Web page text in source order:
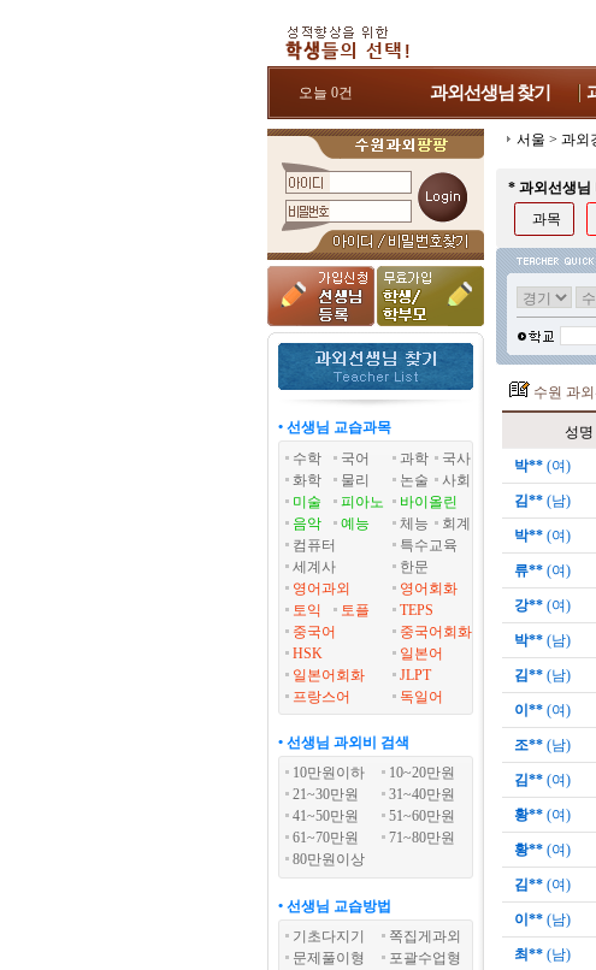
오늘 0건 과외선생님 찾기
• 선생님 교습과목
수학
국어 과학
국사
화학
물리 논술
사회
미술
피아노
바이올린
음악
예능 체능
회계
컴퓨터
특수교육
세계사
한문
영어과외
영어회화
토익
토플
TEPS
중국어
중국어회화
HSK
일본어
일본어회화
JLPT
프랑스어
독일어
• 선생님 과외비 검색
10만원이하
10~20만원
21~30만원
31~40만원
41~50만원
51~60만원
61~70만원
71~80만원
80만원이상
• 선생님 교습방법
기초다지기
쪽집게과외
문제풀이형
포괄수업형
서울 > 과외
* 과외선생님
과목
수원 과
성명
박** (여)
김** (남)
박** (여)
류** (여)
강** (여)
박** (남)
김** (남)
이** (여)
조** (남)
김** (여)
황** (여)
황** (여)
김** (여)
이** (남)
최** (남)